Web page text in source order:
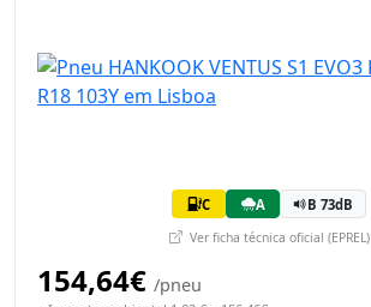
C A B 73dB
Ver ficha técnica oficial (EPREL)
154,64€ /pneu